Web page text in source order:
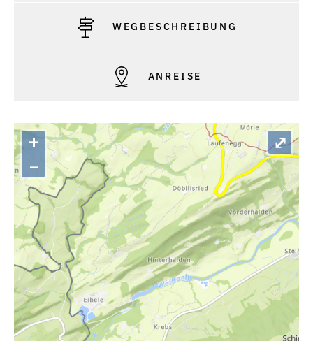
WEGBESCHREIBUNG
ANREISE
+
–
⤢